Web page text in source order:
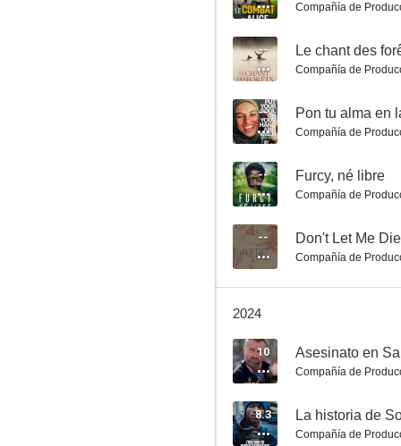
H2O: Aventuras de sirenas
Compañía de
-- Le chant des
Compañía de
-- Pon tu alma en
Compañía de
-- Furcy, né libre
Compañía de
-- Don't Let Me Die
Compañía de
2024
10 Asesinato en
Compañía de
8.3 La historia de
Compañía de